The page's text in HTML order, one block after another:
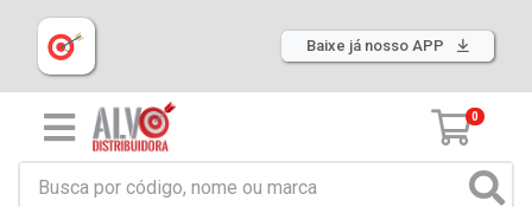
Baixe já nosso APP
0